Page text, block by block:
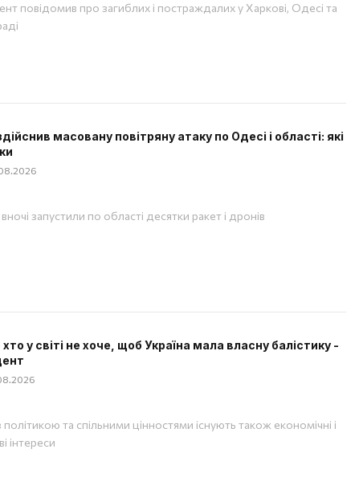
повідомив про загиблих і постраждалих у Харкові, Одесі та
масовану повітряну атаку по Одесі і області: які
запустили по області десятки ракет і дронів
у світі не хоче, щоб Україна мала власну балістику -
та спільними цінностями існують також економічні і
інтереси